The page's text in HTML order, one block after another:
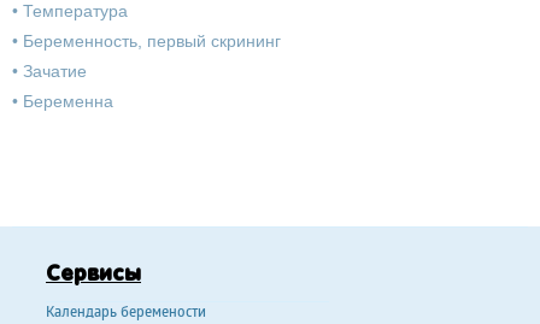
• Температура
• Беременность, первый скрининг
• Зачатие
• Беременна
Сервисы
Календарь беремености